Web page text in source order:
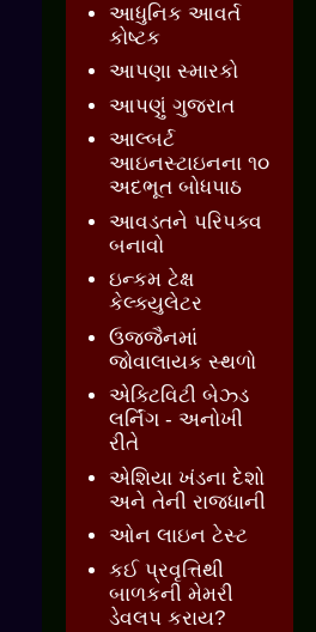
આધુનિક આવર્ત
કોષ્ટક
આપણા સ્મારકો
આપણું ગુજરાત
આલ્બર્ટ
આઇનસ્ટાઇનના ૧૦
અદભૂત બોધપાઠ
આવડતને પરિપક્વ
બનાવો
ઇન્કમ ટેક્ષ
કેલ્ક્યુલેટર
ઉજ્જૈનમાં
જોવાલાયક સ્થળો
એક્ટિવિટી બેઝ્ડ
લર્નિંગ - અનોખી
રીતે
એશિયા ખંડના દેશો
અને તેની રાજધાની
ઓન લાઇન ટેસ્ટ
કઈ પ્રવૃત્તિથી
બાળકની મેમરી
ડેવલપ કરાય?